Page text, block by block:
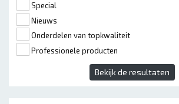
Special
Nieuws
Onderdelen van topkwaliteit
Professionele producten
Bekijk de resultaten